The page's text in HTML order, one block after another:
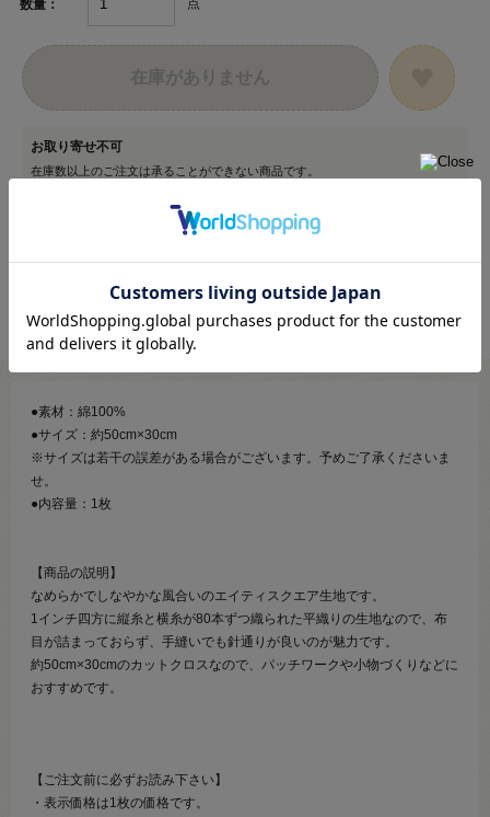
数量：
在庫がありません
お取り寄せ不可
在庫数以上のご注文は承ることができない商品です。
●素材：綿100%
●サイズ：約50cm×30cm
※サイズは若干の誤差がある場合がございます。予めご了承くださいま
せ。
●内容量：1枚
【商品の説明】
なめらかでしなやかな風合いのエイティスクエア生地です。
1インチ四方に縦糸と横糸が80本ずつ織られた平織りの生地なので、布
目が詰まっておらず、手縫いでも針通りが良いのが魅力です。
約50cm×30cmのカットクロスなので、パッチワークや小物づくりなどに
おすすめです。
【ご注文前に必ずお読み下さい】
・表示価格は1枚の価格です。